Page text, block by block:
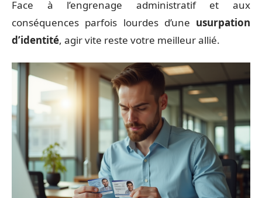
Face à l’engrenage administratif et aux
conséquences parfois lourdes d’une usurpation
d’identité, agir vite reste votre meilleur allié.